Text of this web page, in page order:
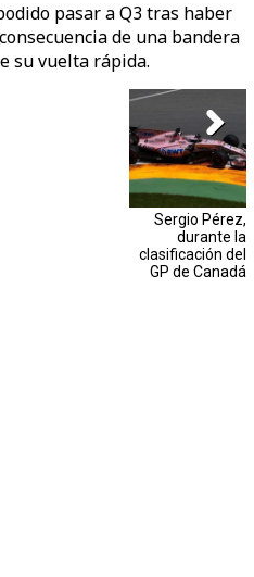
pasar a Q3 tras haber
de una bandera
su vuelta rápida.
Sergio Pérez,
durante la
clasificación del
GP de Canadá